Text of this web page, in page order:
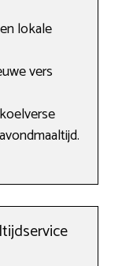
lokale
vers